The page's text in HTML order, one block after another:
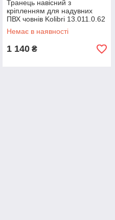
Транець навісний з
кріпленням для надувних
ПВХ човнів Kolibri 13.011.0.62
чорний оригінальний
пластиковий новий захист
Немає в наявності
1 140 ₴